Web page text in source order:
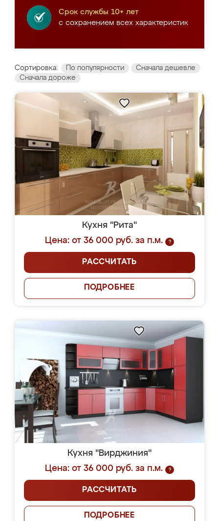
Срок службы 10+ лет
с сохранением всех характеристик
Сортировка: По популярности
Сначала дешевле
Сначала дороже
Кухня "Рита"
Цена: от 36 000 руб. за п.м.
?
РАССЧИТАТЬ
ПОДРОБНЕЕ
Кухня "Вирджиния"
Цена: от 36 000 руб. за п.м.
?
РАССЧИТАТЬ
ПОДРОБНЕЕ